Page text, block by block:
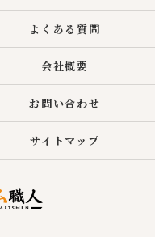
よくある質問
会社概要
お問い合わせ
サイトマップ